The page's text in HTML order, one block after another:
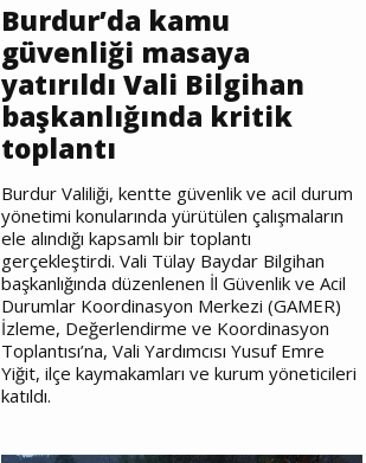
Burdur’da kamu
güvenliği masaya
yatırıldı Vali Bilgihan
başkanlığında kritik
toplantı
Burdur Valiliği, kentte güvenlik ve acil durum
yönetimi konularında yürütülen çalışmaların
ele alındığı kapsamlı bir toplantı
gerçekleştirdi. Vali Tülay Baydar Bilgihan
başkanlığında düzenlenen İl Güvenlik ve Acil
Durumlar Koordinasyon Merkezi (GAMER)
İzleme, Değerlendirme ve Koordinasyon
Toplantısı’na, Vali Yardımcısı Yusuf Emre
Yiğit, ilçe kaymakamları ve kurum yöneticileri
katıldı.